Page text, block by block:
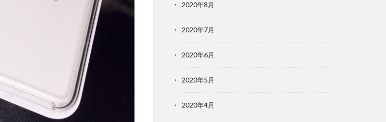
2020年8月
2020年7月
2020年6月
2020年5月
2020年4月